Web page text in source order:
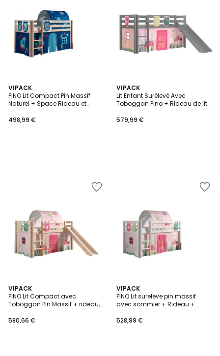
VIPACK
PINO Lit Compact Pin Massif
Naturel + Space Rideau et
498,99 €
VIPACK
Lit Enfant Surélevé Avec
Toboggan Pino + Rideau de lit
579,99 €
VIPACK
PINO Lit Compact avec
Toboggan Pin Massif + rideau,
Spring
580,66 €
VIPACK
PINO Lit sureleve pin massif
avec sommier + Rideau +
Spring
528,99 €